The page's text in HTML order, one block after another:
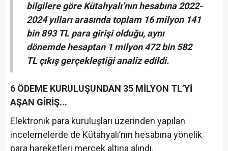
bilgilere göre Kütahyalı’nın hesabına 2022-
2024 yılları arasında toplam 16 milyon 141
bin 893 TL para girişi olduğu, aynı
dönemde hesaptan 1 milyon 472 bin 582
TL çıkış gerçekleştiği analiz edildi.
6 ÖDEME KURULUŞUNDAN 35 MİLYON TL’Yİ
AŞAN GİRİŞ...
Elektronik para kuruluşları üzerinden yapılan
incelemelerde de Kütahyalı’nın hesabına yönelik
para hareketleri mercek altına alındı.